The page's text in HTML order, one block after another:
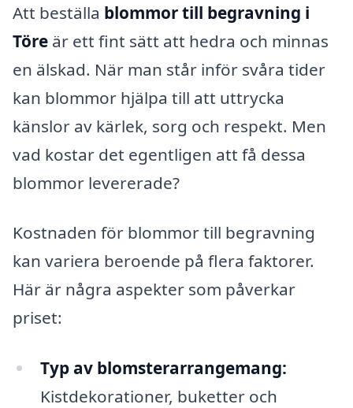
Att beställa blommor till begravning i
Töre är ett fint sätt att hedra och minnas
en älskad. När man står inför svåra tider
kan blommor hjälpa till att uttrycka
känslor av kärlek, sorg och respekt. Men
vad kostar det egentligen att få dessa
blommor levererade?
Kostnaden för blommor till begravning
kan variera beroende på flera faktorer.
Här är några aspekter som påverkar
priset:
Typ av blomsterarrangemang:
Kistdekorationer, buketter och